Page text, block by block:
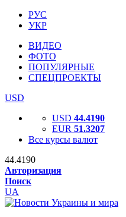
РУС
УКР
ВИДЕО
ФОТО
ПОПУЛЯРНЫЕ
СПЕЦПРОЕКТЫ
USD
USD 44.4190
EUR 51.3207
Все курсы валют
44.4190
Авторизация
Поиск
UA